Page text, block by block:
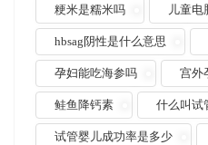
粳米是糯米吗 儿童电
hbsag阴性是什么意思
孕妇能吃海参吗 宫外
鲑鱼降钙素 什么叫试
试管婴儿成功率是多少